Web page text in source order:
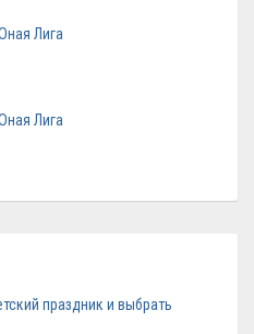
Лига
Лига
праздник и выбрать